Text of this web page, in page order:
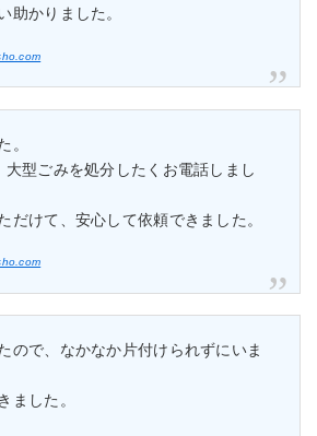
助かりました。
。
型ごみを処分したくお電話しまし
だけて、安心して依頼できました。
ので、なかなか片付けられずにいま
ました。